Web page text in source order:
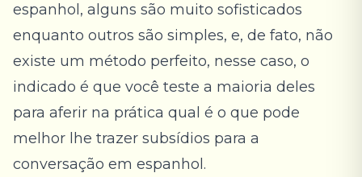
espanhol, alguns são muito sofisticados
enquanto outros são simples, e, de fato, não
existe um método perfeito, nesse caso, o
indicado é que você teste a maioria deles
para aferir na prática qual é o que pode
melhor lhe trazer subsídios para a
conversação em espanhol.